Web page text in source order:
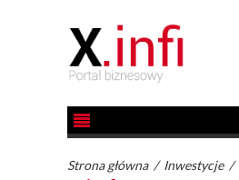
Strona główna / Inwestycje /